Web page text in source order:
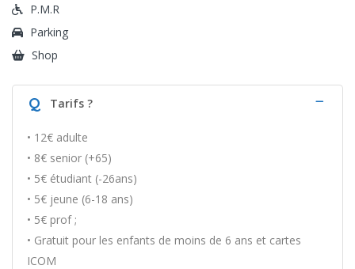
P.M.R
Parking
Shop
Q Tarifs ?
• 12€ adulte
• 8€ senior (+65)
• 5€ étudiant (-26ans)
• 5€ jeune (6-18 ans)
• 5€ prof ;
• Gratuit pour les enfants de moins de 6 ans et cartes
ICOM